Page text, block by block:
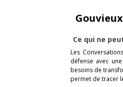
Ce qui ne
Les
défense avec
besoins de
permet de tracer